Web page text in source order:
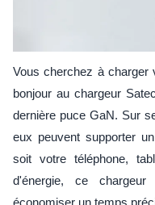
Vous cherchez à charger
bonjour au chargeur
dernière puce GaN. Sur
eux peuvent supporter
soit votre téléphone,
d'énergie, ce
économiser un temps